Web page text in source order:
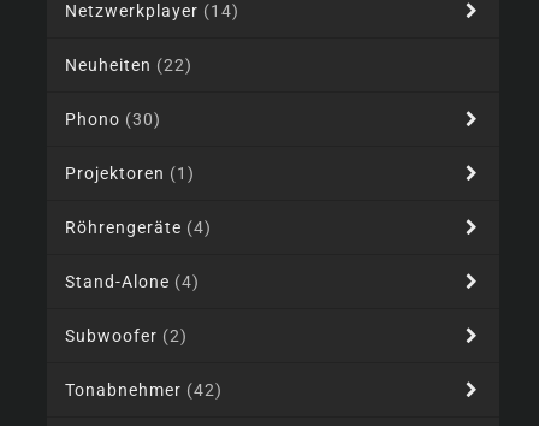
Netzwerkplayer (14)
Neuheiten (22)
Phono (30)
Projektoren (1)
Röhrengeräte (4)
Stand-Alone (4)
Subwoofer (2)
Tonabnehmer (42)